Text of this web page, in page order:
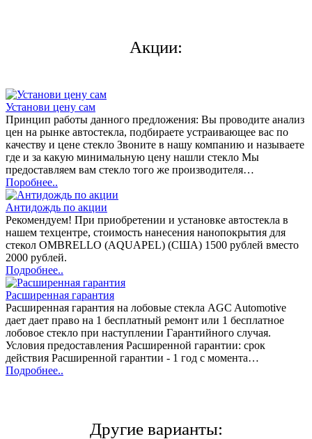
Акции:
Установи цену сам
Принцип работы данного предложения: Вы проводите анализ
цен на рынке автостекла, подбираете устраивающее вас по
качеству и цене стекло Звоните в нашу компанию и называете
где и за какую минимальную цену нашли стекло Мы
предоставляем вам стекло того же производителя…
Поробнее..
Антидождь по акции
Рекомендуем! При приобретении и установке автостекла в
нашем техцентре, стоимость нанесения нанопокрытия для
стекол OMBRELLO (AQUAPEL) (США) 1500 рублей вместо
2000 рублей.
Подробнее..
Расширенная гарантия
Расширенная гарантия на лобовые стекла AGC Automotive
дает дает право на 1 бесплатный ремонт или 1 бесплатное
лобовое стекло при наступлении Гарантийного случая.
Условия предоставления Расширенной гарантии: срок
действия Расширенной гарантии - 1 год с момента…
Подробнее..
Другие варианты: